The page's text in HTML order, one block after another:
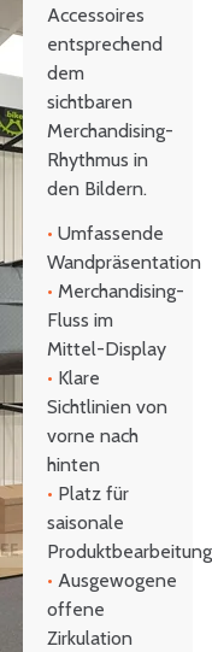
Accessoires
entsprechend
dem
sichtbaren
Merchandising-
Rhythmus in
den Bildern.
• Umfassende
Wandpräsentation
• Merchandising-
Fluss im
Mittel-Display
• Klare
Sichtlinien von
vorne nach
hinten
• Platz für
saisonale
Produktbearbeitung
• Ausgewogene
offene
Zirkulation